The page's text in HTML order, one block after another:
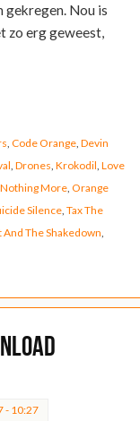
gekregen. Nou is
zo erg geweest,
Code Orange, Devin
Drones Krokodil Love
Nothing More, Orange
Silence, Tax The
The Shakedown
- 10:27